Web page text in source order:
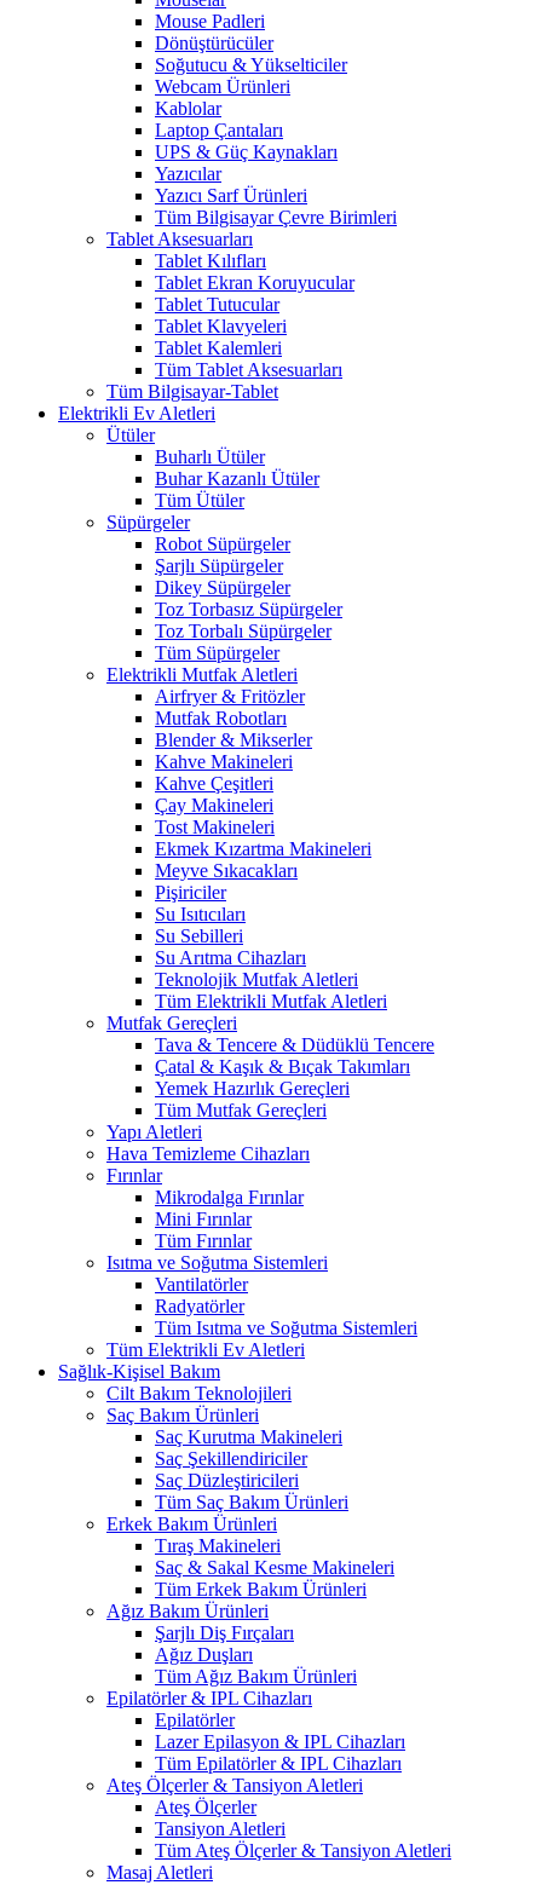
Mouse Padleri
Dönüştürücüler
Soğutucu & Yükselticiler
Webcam Ürünleri
Kablolar
Laptop Çantaları
UPS & Güç Kaynakları
Yazıcılar
Yazıcı Sarf Ürünleri
Tüm Bilgisayar Çevre Birimleri
Tablet Aksesuarları
Tablet Kılıfları
Tablet Ekran Koruyucular
Tablet Tutucular
Tablet Klavyeleri
Tablet Kalemleri
Tüm Tablet Aksesuarları
Tüm Bilgisayar-Tablet
Elektrikli Ev Aletleri
Ütüler
Buharlı Ütüler
Buhar Kazanlı Ütüler
Tüm Ütüler
Süpürgeler
Robot Süpürgeler
Şarjlı Süpürgeler
Dikey Süpürgeler
Toz Torbasız Süpürgeler
Toz Torbalı Süpürgeler
Tüm Süpürgeler
Elektrikli Mutfak Aletleri
Airfryer & Fritözler
Mutfak Robotları
Blender & Mikserler
Kahve Makineleri
Kahve Çeşitleri
Çay Makineleri
Tost Makineleri
Ekmek Kızartma Makineleri
Meyve Sıkacakları
Pişiriciler
Su Isıtıcıları
Su Sebilleri
Su Arıtma Cihazları
Teknolojik Mutfak Aletleri
Tüm Elektrikli Mutfak Aletleri
Mutfak Gereçleri
Tava & Tencere & Düdüklü Tencere
Çatal & Kaşık & Bıçak Takımları
Yemek Hazırlık Gereçleri
Tüm Mutfak Gereçleri
Yapı Aletleri
Hava Temizleme Cihazları
Fırınlar
Mikrodalga Fırınlar
Mini Fırınlar
Tüm Fırınlar
Isıtma ve Soğutma Sistemleri
Vantilatörler
Radyatörler
Tüm Isıtma ve Soğutma Sistemleri
Tüm Elektrikli Ev Aletleri
Sağlık-Kişisel Bakım
Cilt Bakım Teknolojileri
Saç Bakım Ürünleri
Saç Kurutma Makineleri
Saç Şekillendiriciler
Saç Düzleştiricileri
Tüm Saç Bakım Ürünleri
Erkek Bakım Ürünleri
Tıraş Makineleri
Saç & Sakal Kesme Makineleri
Tüm Erkek Bakım Ürünleri
Ağız Bakım Ürünleri
Şarjlı Diş Fırçaları
Ağız Duşları
Tüm Ağız Bakım Ürünleri
Epilatörler & IPL Cihazları
Epilatörler
Lazer Epilasyon & IPL Cihazları
Tüm Epilatörler & IPL Cihazları
Ateş Ölçerler & Tansiyon Aletleri
Ateş Ölçerler
Tansiyon Aletleri
Tüm Ateş Ölçerler & Tansiyon Aletleri
Masaj Aletleri